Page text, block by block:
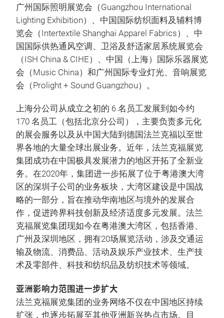
广州国际照明展览会（Guangzhou International
Lighting Exhibition）、中国国际纺织面料及辅料博
览会（Intertextile Shanghai Apparel Fabrics）、中
国国际供热通风空调、卫浴及舒适家居系统展览会
（ISH China & CIHE）、中国（上海）国际乐器展览
会（Music China）和广州国际专业灯光、音响展览
会（Prolight + Sound Guangzhou）。
上海分公司从成立之初的 6 名员工发展到如今约
170 名员工（包括北京分公司），主要负责多元化
的展会服务以及从中国大陆到德国法兰克福以至世
界各地的大量全球出展业务。近年，法兰克福展览
集团成功在中国极具发展潜力的地区开拓了全新业
务。在2020年，集团进一步拓展了位于粤港澳大湾
区的深圳子公司的业务板块，大湾区建设是中国战
略的一部分，旨在推动华南地区与境外的发展合
作，促进跨界科技创新及经济适度多元发展。法兰
克福展览集团现如今在粤港澳大湾区，包括香港、
广州及深圳地区，拥有20场展览活动，涉及交通运
输及物流、消费品、活动及娱乐产业技术、生产技
术及零部件、科技和纺织品及纺织技术等领域。
亚洲影响力范围进一步扩大
法兰克福展览集团的业务网络不仅在中国地区持续
扩张，也逐步拓展至其他亚洲新兴热点市场。目